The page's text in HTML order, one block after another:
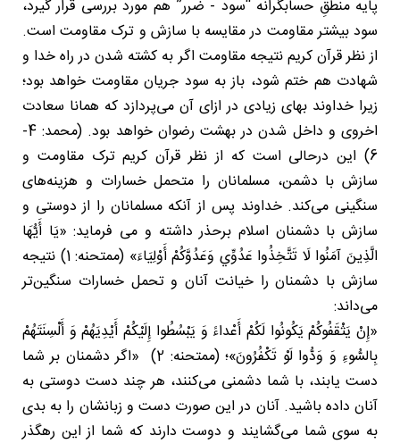
پایه منطقِ حسابگرانه “سود - ضرر” هم مورد بررسی قرار گیرد،
سود بیشتر مقاومت در مقایسه با سازش و ترک مقاومت است.
از نظر قرآن کریم نتیجه مقاومت اگر به کشته شدن در راه خدا و
شهادت هم ختم شود، باز به سود جریان مقاومت خواهد بود؛
زیرا خداوند بهای زیادی در ازای آن می‌پردازد که همانا سعادت
اخروی و داخل شدن در بهشت رضوان خواهد بود. (محمد: 4-
6) این درحالی است که از نظر قرآن کریم ترک مقاومت و
سازش با دشمن، مسلمانان را متحمل خسارات و هزینه‌های
سنگینی می‌کند. خداوند پس از آنکه مسلمانان را از دوستی و
سازش با دشمنان اسلام برحذر داشته و می فرماید: «يَا أَيُّهَا
الَّذِينَ آمَنُوا لَا تَتَّخِذُوا عَدُوِّي وَعَدُوَّكُمْ أَوْلِيَاءَ» (ممتحنه: 1) نتیجه
سازش با دشمنان را خیانت آنان و تحمل خسارات سنگین‌تر
می‌داند:
«إِنْ یَثْقَفُوکُمْ یَکُونُوا لَکُمْ أَعْداءً وَ یَبْسُطُوا إِلَیْکُمْ أَیْدِیَهُمْ وَ أَلْسِنَتَهُمْ
بِالسُّوءِ وَ وَدُّوا لَوْ تَکْفُرُونَ»؛ (ممتحنه: 2) «اگر دشمنان بر شما
دست یابند، با شما دشمنى مى‌کنند، هر چند دست دوستى به
آنان داده باشید. آنان در این صورت دست و زبانشان را به بدى
به سوى شما مى‌گشایند و دوست دارند که شما از این رهگذر